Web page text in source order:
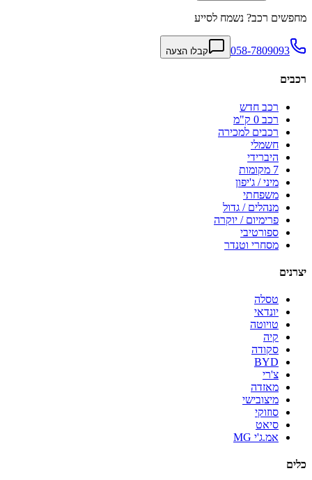
מחפשים רכב? נשמח לסייע
058-7809093 קבלו הצעה
רכבים
רכב חדש
רכב 0 ק"מ
רכבים למכירה
חשמלי
היברידי
7 מקומות
מיני / ג'יפון
משפחתי
מנהלים / גדול
פרימיום / יוקרה
ספורטיבי
מסחרי וטנדר
יצרנים
טסלה
יונדאי
טויוטה
קיה
סקודה
BYD
צ'רי
מאזדה
מיצובישי
סוזוקי
סיאט
אמ.ג'י MG
כלים